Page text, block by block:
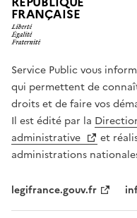
FRANÇAISE
Service Public vous
qui permettent de
droits et de faire vos
Il est édité par la
administrative
et
administrations
legifrance.gouv.fr